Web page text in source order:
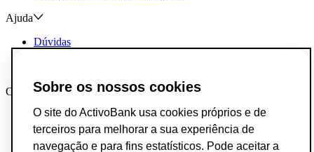
Ajuda
Dúvidas
Canais AB
App ActivoBank
App ActivoTrader
Metaverso
Sobre os nossos cookies
O site do ActivoBank usa cookies próprios e de
terceiros para melhorar a sua experiência de
navegação e para fins estatísticos. Pode aceitar a